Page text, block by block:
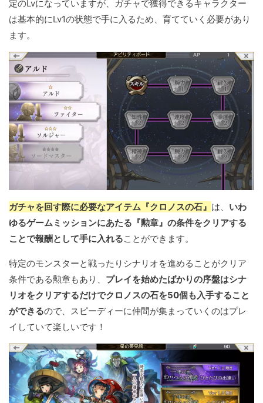
定のLvになっていますが、ガチャで獲得できるキャラクター
は基本的にLv1の状態で手に入るため、育てていく必要があり
ます。
ガチャを回す際に必要なアイテム『クロノスの石』 は、 いわ
ゆるゲームミッションにあたる『勲章』の条件をクリアする
ことで報酬として手に入れることができます。
特定のモンスターと戦ったりシナリオを進めることがクリア
条件である勲章もあり、 プレイを始めたばかりの序盤はシナ
リオをクリアするだけでクロノスの石を50個も入手すること
ができるので、スピーディーに仲間が集まっていくのはプレ
イしていて楽しいです！